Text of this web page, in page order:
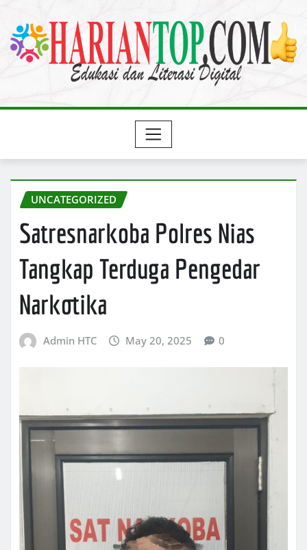
content
UNCATEGORIZED
Satresnarkoba Polres Nias
Tangkap Terduga Pengedar
Narkotika
Admin HTC May 20, 2025 0